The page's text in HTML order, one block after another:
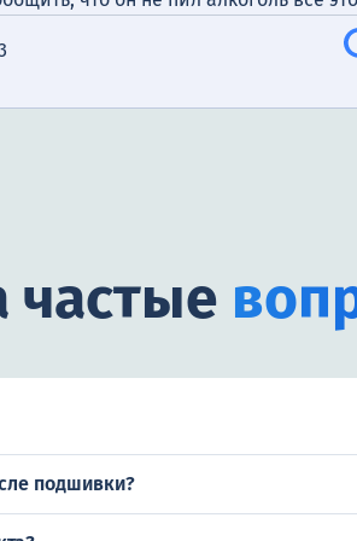
частые
подшивки?